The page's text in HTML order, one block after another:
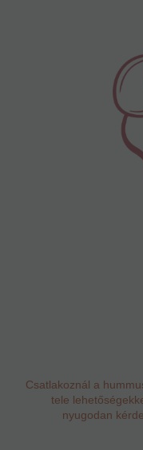
Csatlakoznál a
tele
nyugodan